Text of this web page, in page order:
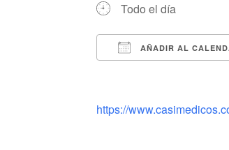
Todo el día
AÑADIR AL
https://